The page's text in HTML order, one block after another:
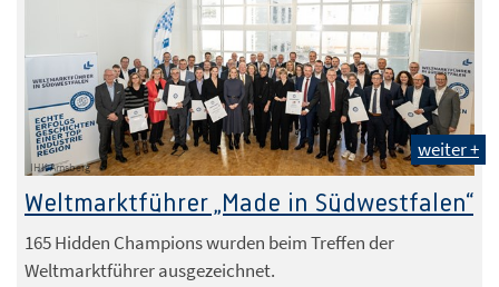
IHK Arnsberg
weiter +
Weltmarktführer „Made in Südwestfalen“
165 Hidden Champions wurden beim Treffen der
Weltmarktführer ausgezeichnet.